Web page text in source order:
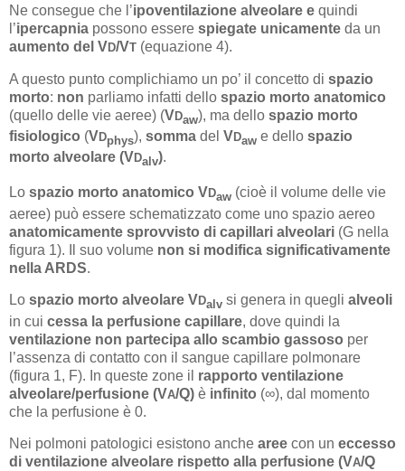
Ne consegue che l’ipoventilazione alveolare e quindi
l’ipercapnia possono essere spiegate unicamente da un
aumento del VD/VT (equazione 4).
A questo punto complichiamo un po’ il concetto di spazio
morto: non parliamo infatti dello spazio morto anatomico
(quello delle vie aeree) (VDaw), ma dello spazio morto
fisiologico (VDphys), somma del VDaw e dello spazio
morto alveolare (VDalv).
Lo spazio morto anatomico VDaw (cioè il volume delle vie
aeree) può essere schematizzato come uno spazio aereo
anatomicamente sprovvisto di capillari alveolari (G nella
figura 1). Il suo volume non si modifica significativamente
nella ARDS.
Lo spazio morto alveolare VDalv si genera in quegli alveoli
in cui cessa la perfusione capillare, dove quindi la
ventilazione non partecipa allo scambio gassoso per
l’assenza di contatto con il sangue capillare polmonare
(figura 1, F). In queste zone il rapporto ventilazione
alveolare/perfusione (VA/Q) è infinito (∞), dal momento
che la perfusione è 0.
Nei polmoni patologici esistono anche aree con un eccesso
di ventilazione alveolare rispetto alla perfusione (VA/Q